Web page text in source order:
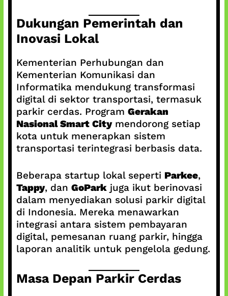
Dukungan Pemerintah dan
Inovasi Lokal
Kementerian Perhubungan dan
Kementerian Komunikasi dan
Informatika mendukung transformasi
digital di sektor transportasi, termasuk
parkir cerdas. Program Gerakan
Nasional Smart Citymendorong setiap
kota untuk menerapkan sistem
transportasi terintegrasi berbasis data.
Beberapa startup lokal seperti Parkee,
Tappy, dan GoParkjuga ikut berinovasi
dalam menyediakan solusi parkir digital
di Indonesia. Mereka menawarkan
integrasi antara sistem pembayaran
digital, pemesanan ruang parkir, hingga
laporan analitik untuk pengelola gedung.
Masa Depan Parkir Cerdas